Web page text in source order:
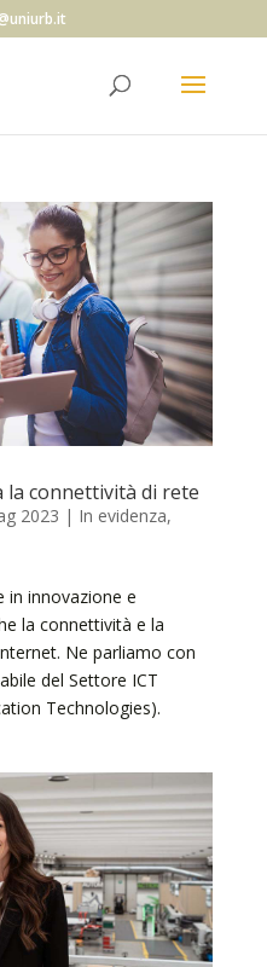
la connettività di rete
2023 | In evidenza,
in innovazione e
la connettività e la
Ne parliamo con
del Settore ICT
Technologies).